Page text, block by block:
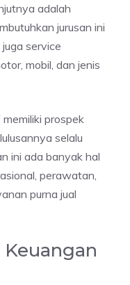
adalah
jurusan ini
service
mobil, dan jenis
prospek
selalu
ini ada banyak hal
perawatan,
purna jual